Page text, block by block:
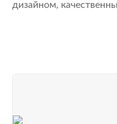
дизайном,